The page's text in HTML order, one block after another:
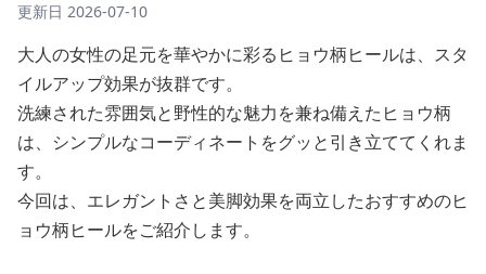
更新日 2026-07-10
大人の女性の足元を華やかに彩るヒョウ柄ヒールは、スタ
イルアップ効果が抜群です。
洗練された雰囲気と野性的な魅力を兼ね備えたヒョウ柄
は、シンプルなコーディネートをグッと引き立ててくれま
す。
今回は、エレガントさと美脚効果を両立したおすすめのヒ
ョウ柄ヒールをご紹介します。